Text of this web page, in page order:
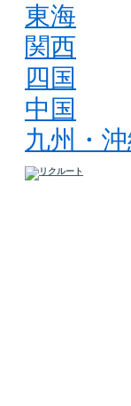
東海
関西
四国
中国
九州・